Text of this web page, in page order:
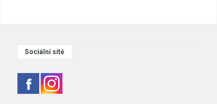
Sociální sítě